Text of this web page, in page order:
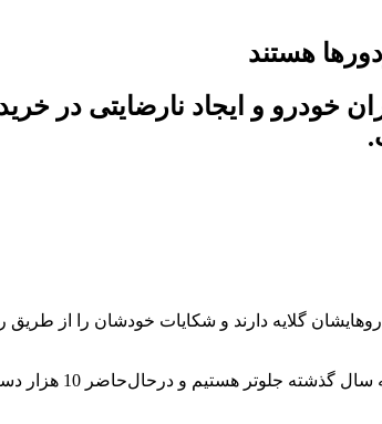
هستند
خودرو و ایجاد نارضایتی در
گلایه دارند و شکایات خودشان را از
کیوان‌پناهی